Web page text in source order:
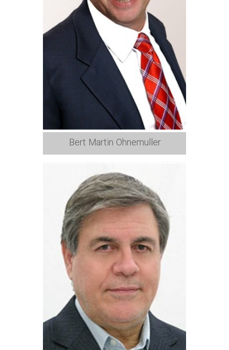
Bert Martin Ohnemuller